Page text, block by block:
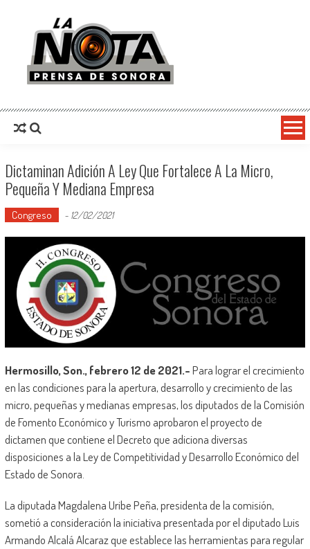
La Nota Prensa De Sonora
Dictaminan Adición A Ley Que Fortalece A La Micro,
Pequeña Y Mediana Empresa
Congreso - 12/02/2021
Hermosillo, Son., febrero 12 de 2021.-Para lograr el crecimiento
en las condiciones para la apertura, desarrollo y crecimiento de las
micro, pequeñas y medianas empresas, los diputados de la Comisión
de Fomento Económico y Turismo aprobaron el proyecto de
dictamen que contiene el Decreto que adiciona diversas
disposiciones a la Ley de Competitividad y Desarrollo Económico del
Estado de Sonora.
La diputada Magdalena Uribe Peña, presidenta de la comisión,
sometió a consideración la iniciativa presentada por el diputado Luis
Armando Alcalá Alcaraz que establece las herramientas para regular